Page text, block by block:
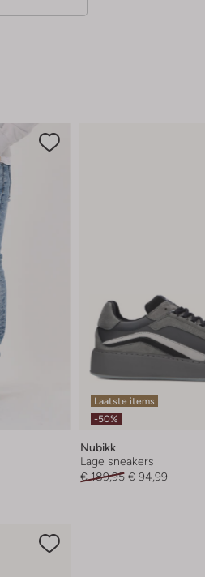
Laatste items
-50%
Nubikk
Lage sneakers
€ 189,95 € 94,99